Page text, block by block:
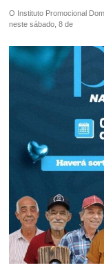
O Instituto Promocional
neste sábado, 8 de